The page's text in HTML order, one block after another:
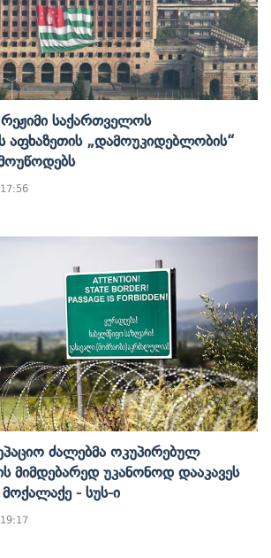
Საქართველოს
Აფხაზეთის „დამოუკიდებლობის“
17:56
Ძალებმა Ოკუპირებულ
Მიმდებარედ Უკანონოდ Დააკავეს
- Სუს-Ი